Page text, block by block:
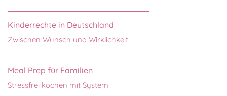
Kinderrechte in Deutschland
Zwischen Wunsch und Wirklichkeit
Meal Prep für Familien
Stressfrei kochen mit System